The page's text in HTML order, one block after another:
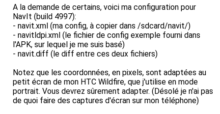
A la demande de certains, voici ma configuration pour
NavIt (build 4997):
- navit.xml (ma config, à copier dans /sdcard/navit/)
- navitldpi.xml (le fichier de config exemple fourni dans
l'APK, sur lequel je me suis basé)
- navit.diff (le diff entre ces deux fichiers)
Notez que les coordonnées, en pixels, sont adaptées au
petit écran de mon HTC Wildfire, que j'utilise en mode
portrait. Vous devrez sûrement adapter. (Désolé je n'ai pas
de quoi faire des captures d'écran sur mon téléphone)